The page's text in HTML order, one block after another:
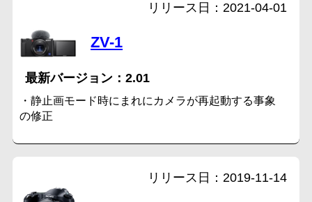
ZV-1
2.01
2021-04-01
・静止画モード時にまれにカメラが再起動する事象
の修正
2019-11-14